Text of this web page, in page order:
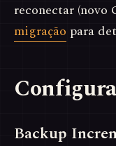
reconectar (novo
migração para
Backup